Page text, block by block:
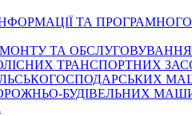
ТА
ТА
ТРАНСПОРТНИХ
БУДІВЕЛЬНИХ